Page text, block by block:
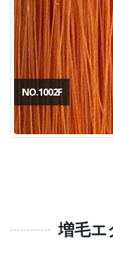
NO.1002F
増毛エ